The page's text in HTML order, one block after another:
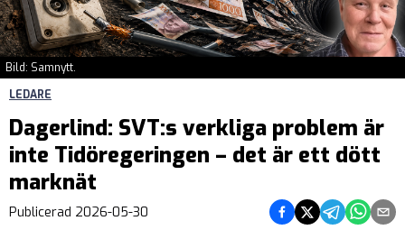
Bild: Samnytt.
LEDARE
Dagerlind: SVT:s verkliga problem är
inte Tidöregeringen – det är ett dött
marknät
Publicerad 2026-05-30 Dela på Facebook
Dela på Twitter
Dela på
Dela